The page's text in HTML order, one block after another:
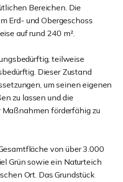
Bereichen. Die
Erd- und Obergeschoss
auf rund 240 m².
teilweise
Dieser Zustand
um seinen eigenen
zu lassen und die
förderfähig zu
von über 3.000
Grün sowie ein Naturteich
Ort. Das Grundstück